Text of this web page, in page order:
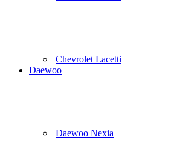
Chevrolet Lacetti
Daewoo
Daewoo Nexia